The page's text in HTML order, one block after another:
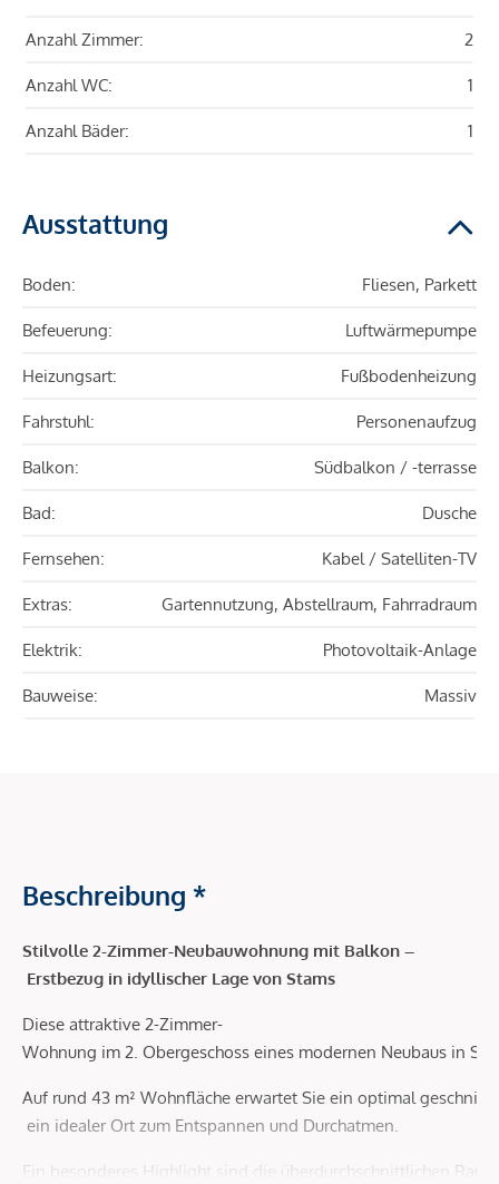
Anzahl Zimmer: 2
Anzahl WC: 1
Anzahl Bäder: 1
Ausstattung
Boden: Fliesen, Parkett
Befeuerung: Luftwärmepumpe
Heizungsart: Fußbodenheizung
Fahrstuhl: Personenaufzug
Balkon: Südbalkon / -terrasse
Bad: Dusche
Fernsehen: Kabel / Satelliten-TV
Extras: Gartennutzung, Abstellraum, Fahrradraum
Elektrik: Photovoltaik-Anlage
Bauweise: Massiv
Beschreibung *
Stilvolle 2-Zimmer-Neubauwohnung mit Balkon –
Erstbezug in idyllischer Lage von Stams
Diese attraktive 2-Zimmer-
Wohnung im 2. Obergeschoss eines modernen Neubaus in
Auf rund 43 m² Wohnfläche erwartet Sie ein optimal
ein idealer Ort zum Entspannen und Durchatmen.
Ein besonderes Highlight sind die überdurchschnittlichen